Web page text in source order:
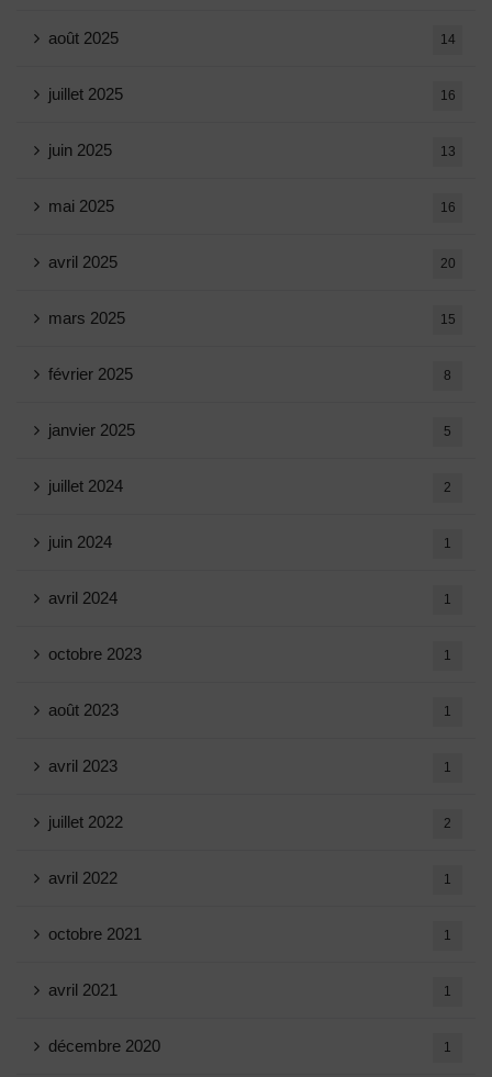
août 2025 14
juillet 2025 16
juin 2025 13
mai 2025 16
avril 2025 20
mars 2025 15
février 2025 8
janvier 2025 5
juillet 2024 2
juin 2024 1
avril 2024 1
octobre 2023 1
août 2023 1
avril 2023 1
juillet 2022 2
avril 2022 1
octobre 2021 1
avril 2021 1
décembre 2020 1